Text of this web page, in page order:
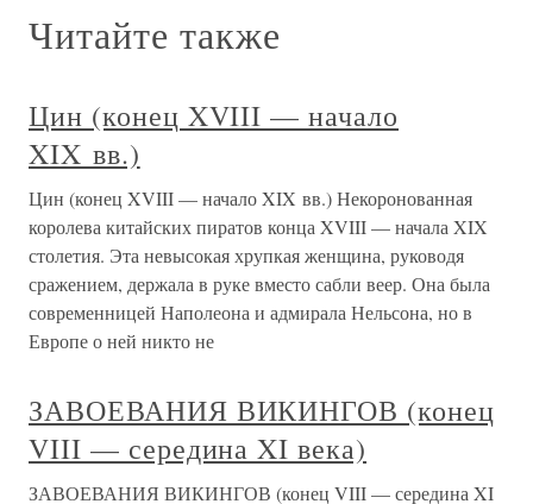
Читайте также
Цин (конец XVIII — начало
XIX вв.)
Цин (конец XVIII — начало XIX вв.) Некоронованная
королева китайских пиратов конца XVIII — начала XIX
столетия. Эта невысокая хрупкая женщина, руководя
сражением, держала в руке вместо сабли веер. Она была
современницей Наполеона и адмирала Нельсона, но в
Европе о ней никто не
ЗАВОЕВАНИЯ ВИКИНГОВ (конец
VIII — середина XI века)
ЗАВОЕВАНИЯ ВИКИНГОВ (конец VIII — середина XI